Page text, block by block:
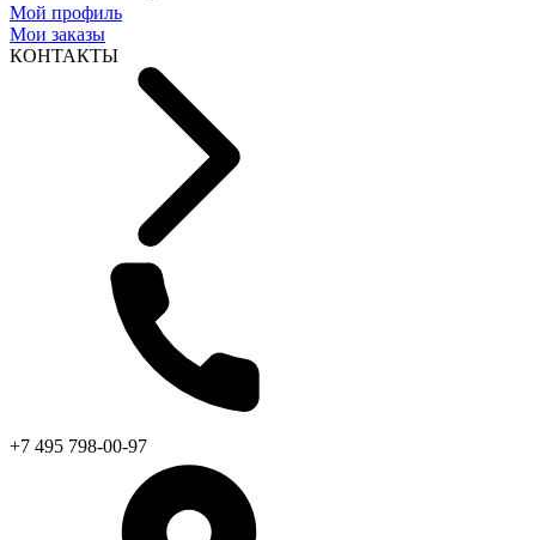
Мой профиль
Мои заказы
КОНТАКТЫ
+7 495 798-00-97